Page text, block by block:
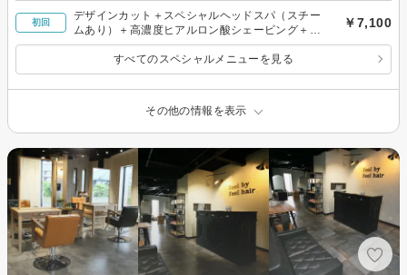
初回
デザインカット＋スペシャルヘッドスパ（スチー
ムあり）＋高濃度ヒアルロン酸シェービング＋眉
カット
￥7,100
すべてのスペシャルメニューを見る
その他の情報を表示